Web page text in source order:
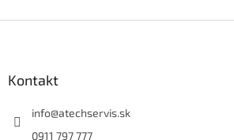
Kontakt
info@atechservis.sk
0911 797 777